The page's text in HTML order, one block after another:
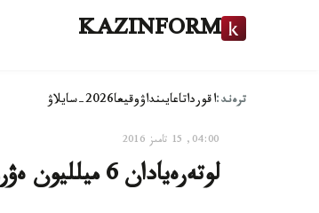
KAZINFORM
ترەند:اقورداتاعايىنداۋوقيعا2026-سايلاۋ
04:00, 15 تامىز 2016
لوتەرەيادان 6 ميلليون ەۋرودان استام ۇتقان ويىنشى اقشاسىن الا الماي قالدى